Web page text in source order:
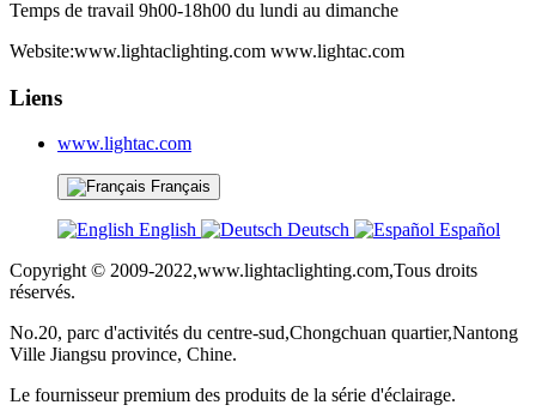
Temps de travail 9h00-18h00 du lundi au dimanche
Website:www.lightaclighting.com www.lightac.com
Liens
www.lightac.com
Français
English Deutsch
Español
Copyright © 2009-2022,www.lightaclighting.com,Tous droits
réservés.
No.20, parc d'activités du centre-sud,Chongchuan quartier,Nantong
Ville Jiangsu province, Chine.
Le fournisseur premium des produits de la série d'éclairage.